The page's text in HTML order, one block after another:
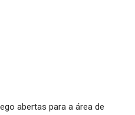
abertas para a área de